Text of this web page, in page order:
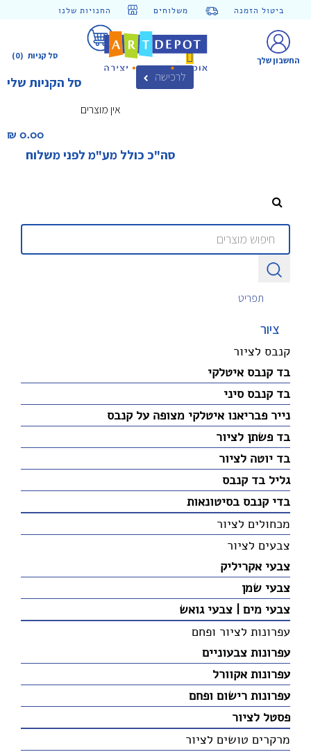
ביטול הזמנה משלוחים החנויות שלנו
(0) סל קניות
סל הקניות שלי לרכישה
אין מוצרים
0.00 ₪‎
סה"כ כולל מע"מ לפני משלוח
החשבון שלך
תפריט
ציור
קנבס לציור
בד קנבס איטלקי
בד קנבס סיני
נייר פבריאנו איטלקי מצופה על קנבס
בד פשתן לציור
בד יוטה לציור
גליל בד קנבס
בדי קנבס בסיטונאות
מכחולים לציור
צבעים לציור
צבעי אקריליק
צבעי שמן
צבעי מים | צבעי גואש
עפרונות לציור ופחם
עפרונות צבעוניים
עפרונות אקוורל
עפרונות רישום ופחם
פסטל לציור
מרקרים טושים לציור